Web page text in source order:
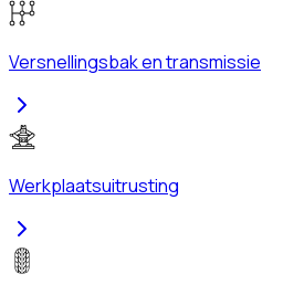
Versnellingsbak en transmissie
Werkplaatsuitrusting